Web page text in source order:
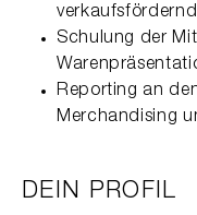
Schulung der
Reporting an
Merchandising
DEIN PROFIL